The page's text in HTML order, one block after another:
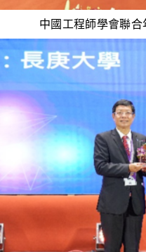
中國工程師學會聯